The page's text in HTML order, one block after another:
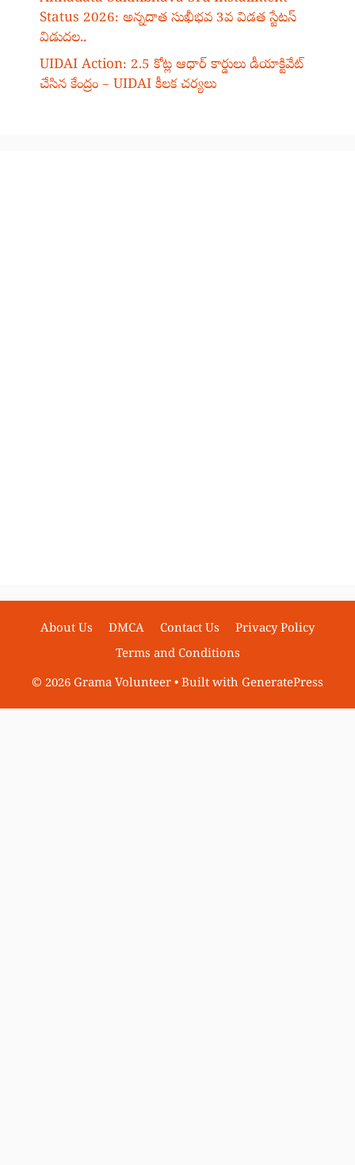
Status 2026: అన్నదాత సుఖీభవ 3వ విడత స్టేటస్
విడుదల..
UIDAI Action: 2.5 కోట్ల ఆధార్ కార్డులు డీయాక్టివేట్
చేసిన కేంద్రం – UIDAI కీలక చర్యలు
About Us DMCA Contact Us
Privacy Policy
Terms and Conditions
© 2026 Grama Volunteer • Built with GeneratePress